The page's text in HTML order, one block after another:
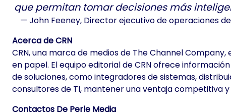
que permitan tomar decisiones más
— John Feeney, Director ejecutivo de operaciones
Acerca de CRN
CRN, una marca de medios de The Channel
en papel. El equipo editorial de CRN ofrece
de soluciones, como integradores de sistemas,
consultores de TI, mantener una ventaja competitiva
Contactos De Perle Media